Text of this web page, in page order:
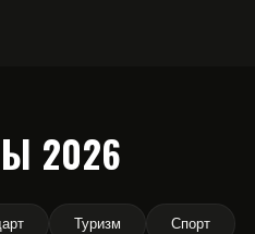
2026
Туризм Спорт